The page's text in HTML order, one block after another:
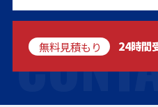
無料見積もり 24時間